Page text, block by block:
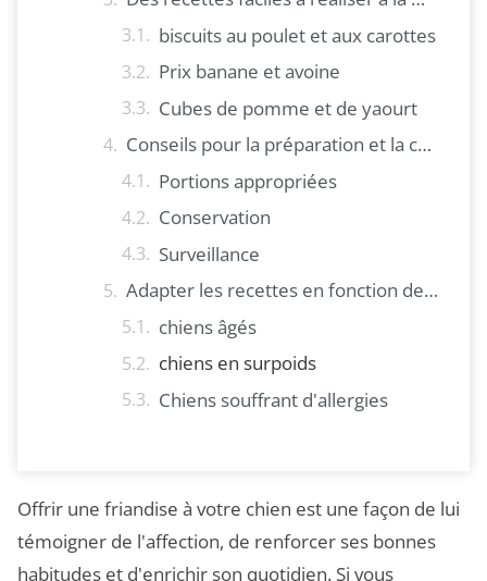
biscuits au poulet et aux carottes
Prix banane et avoine
Cubes de pomme et de yaourt
Conseils pour la préparation et la conservation des collations
Portions appropriées
Conservation
Surveillance
Adapter les recettes en fonction des besoins de santé
chiens âgés
chiens en surpoids
Chiens souffrant d'allergies
Offrir une friandise à votre chien est une façon de lui
témoigner de l'affection, de renforcer ses bonnes
habitudes et d'enrichir son quotidien. Si vous